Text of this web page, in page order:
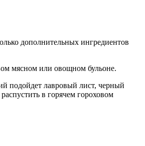
дополнительных ингредиентов
мясном или овощном бульоне.
подойдет лавровый лист, черный
в горячем гороховом